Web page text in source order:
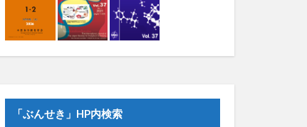
「ぶんせき」HP内検索